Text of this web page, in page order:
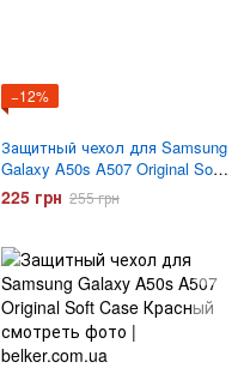
−12%
Защитный чехол для Samsung
Galaxy A50s A507 Original Soft
Case Вишневый
225 грн 255 грн